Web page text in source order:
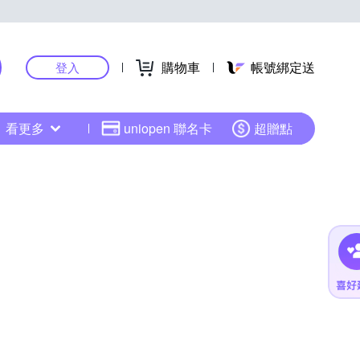
登入 購物車 帳號綁定送
看更多 uniopen 聯名卡 超贈點